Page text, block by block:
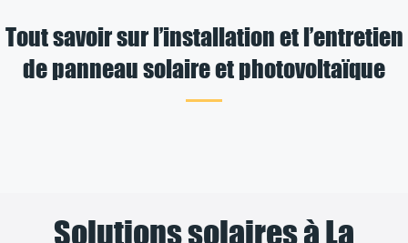
Tout savoir sur l’installation et l’entretien
de panneau solaire et photovoltaïque
Solutions solaires à La